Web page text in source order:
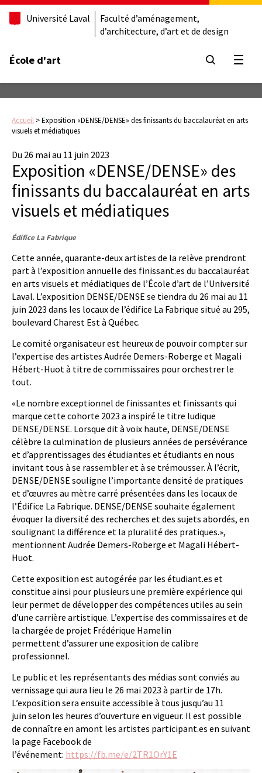
Université Laval
Faculté d’aménagement,
d’architecture, d’art et de design
École d'art
Accueil >Exposition «DENSE/DENSE» des finissants du baccalauréat en arts
visuels et médiatiques
Du 26 mai au 11 juin 2023
Exposition «DENSE/DENSE» des
finissants du baccalauréat en arts
visuels et médiatiques
Édifice La Fabrique
Cette année, quarante-deux artistes de la relève prendront
part à l’exposition annuelle des finissant.es du baccalauréat
en arts visuels et médiatiques de l’École d’art de l’Université
Laval. L’exposition DENSE/DENSE se tiendra du 26 mai au 11
juin 2023 dans les locaux de l’édifice La Fabrique situé au 295,
boulevard Charest Est à Québec.
Le comité organisateur est heureux de pouvoir compter sur
l’expertise des artistes Audrée Demers-Roberge et Magali
Hébert-Huot à titre de commissaires pour orchestrer le
tout.
«Le nombre exceptionnel de finissantes et finissants qui
marque cette cohorte 2023 a inspiré le titre ludique
DENSE/DENSE. Lorsque dit à voix haute, DENSE/DENSE
célèbre la culmination de plusieurs années de persévérance
et d’apprentissages des étudiantes et étudiants en nous
invitant tous à se rassembler et à se trémousser. À l’écrit,
DENSE/DENSE souligne l’importante densité de pratiques
et d’œuvres au mètre carré présentées dans les locaux de
l’Édifice La Fabrique. DENSE/DENSE souhaite également
évoquer la diversité des recherches et des sujets abordés, en
soulignant la différence et la pluralité des pratiques.»,
mentionnent Audrée Demers-Roberge et Magali Hébert-
Huot.
Cette exposition est autogérée par les étudiant.es et
constitue ainsi pour plusieurs une première expérience qui
leur permet de développer des compétences utiles au sein
d’une carrière artistique. L’expertise des commissaires et de
la chargée de projet Frédérique Hamelin
permettent d’assurer une exposition de calibre
professionnel.
Le public et les représentants des médias sont conviés au
vernissage qui aura lieu le 26 mai 2023 à partir de 17h.
L’exposition sera ensuite accessible à tous jusqu’au 11
juin selon les heures d’ouverture en vigueur. Il est possible
de connaître en amont les artistes participant.es en suivant
la page Facebook de
l’événement: https://fb.me/e/2TR1OrY1E